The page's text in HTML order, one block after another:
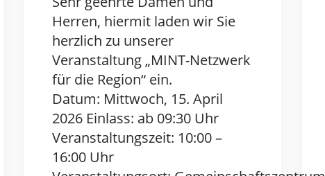
Herren, hiermit laden wir Sie
herzlich zu unserer
Veranstaltung „MINT-Netzwerk
für die Region“ ein.
Datum: Mittwoch, 15. April
2026 Einlass: ab 09:30 Uhr
Veranstaltungszeit: 10:00 –
16:00 Uhr